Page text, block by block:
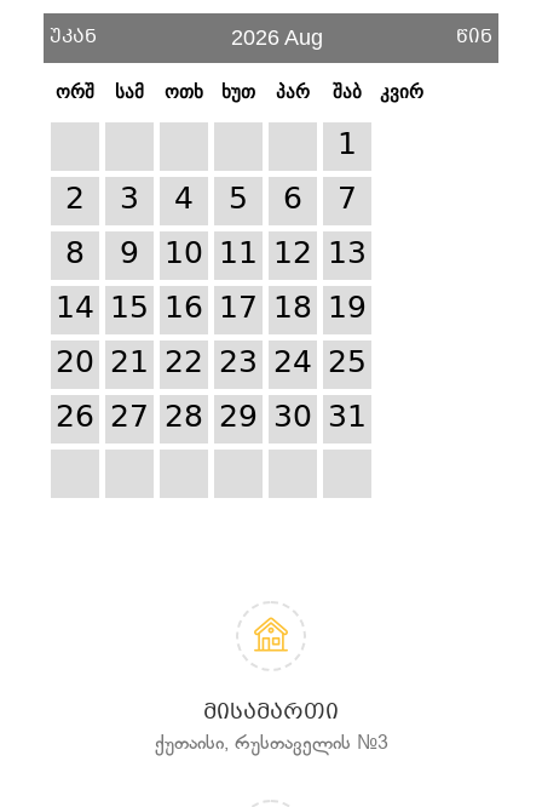
უკან 2026 Aug წინ
ორშ სამ ოთხ ხუთ პარ შაბ კვირ
1
2
3 4 5 6
7
8
9 10 11 12 13
14 15 16 17 18 19
20 21 22 23 24 25
26 27 28 29 30 31
ᲛᲘᲡᲐᲛᲐᲠᲗᲘ
ქუთაისი, რუსთაველის №3